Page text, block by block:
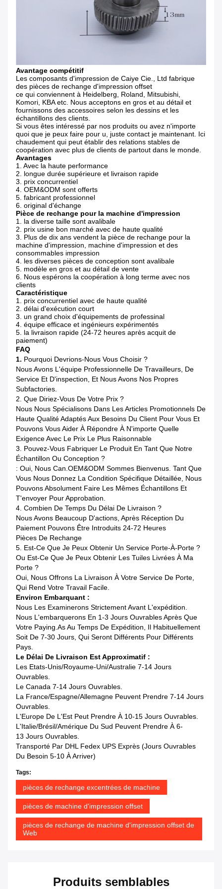
Avantage compétitif
Les composants d'impression de Caiye Cie., Ltd fabrique
des pièces de rechange d'impression offset
ce qui conviennent à Heidelberg, Roland, Mitsubishi,
Komori, KBA etc. Nous acceptons en gros et au détail et
fournissons des accessoires selon les dessins et les
échantillons des clients.
Si vous êtes intéressé par nos produits ou avez n'importe
quoi que je peux faire pour u, juste contact je maintenant. Ici
chaudement qui peut établir des relations stables de
coopération avec plus de clients de partout dans le monde.
Avantages
1. Avec la haute performance
2. longue durée supérieure et livraison rapide
3. prix concurrentiel
4. OEM&ODM sont offerts
5. fabricant professionnel
6. original d'échange
Pièce de rechange pour la machine d'impression
1. la diverse taille sont avalibale
2. prix usine bon marché avec de haute qualité
3. Plus de dix ans vendent la pièce de rechange pour la
machine d'impression, machine d'impression et des
consommables impression
4. les diverses pièces de conception sont avalibale
5. modèle en gros et au détail de vente
6. Nous espérons la coopération à long terme avec nos
clients
Caractéristique
1. prix concurrentiel avec de haute qualité
2. délai d'exécution court
3. un grand choix d'équipements de professinal
4. équipe efficace et ingénieurs expérimentés
5. la livraison rapide (24-72 heures après acquit de
paiement)
FAQ
1. Pourquoi Devrions-Nous Vous Choisir ?
Nous Avons L'équipe Professionnelle De Travailleurs, De
Service Et D'inspection, Et Nous Avons Nos Propres
Subfactories.
2. Que Diriez-Vous De Votre Prix ?
Nous Nous Spécialisons Dans Les Articles Promotionnels De
Haute Qualité Adaptés Aux Besoins Du Client Pour Vous Et
Pouvons Vous Aider À Répondre À N'importe Quelle
Exigence Avec Le Prix Le Plus Raisonnable
3. Pouvez-Vous Fabriquer Le Produit En Tant Que Notre
Échantillon Ou Conception ?
: Oui, Nous Can.OEM&ODM Sommes Bienvenus. Tant Que
Vous Nous Donnez La Condition Spécifique Détaillée, Nous
Pouvons Absolument Faire Les Mêmes Échantillons Et
T'envoyer Pour Approbation.
4. Combien De Temps Du Délai De Livraison ?
Nous Avons Beaucoup D'actions, Après Réception Du
Paiement Pouvons Être Introduits 24-72 Heures
Pièces De Rechange
5. Est-Ce Que Je Peux Obtenir Un Service Porte-À-Porte ?
Ou Est-Ce Que Je Peux Obtenir Les Tuiles Livrées À Ma
Porte ?
Oui, Nous Offrons La Livraison À Votre Service De Porte,
Qui Rend Votre Travail Facile.
Environ Embarquant :
Nous Les Examinerons Strictement Avant L'expédition.
Nous L'embarquerons En 1-3 Jours Ouvrables Après Que
Votre Paying.as Au Temps De Expédition, Il Habituellement
Soit De 7-30 Jours, Qui Seront Différents Pour Différents
Pays.
Le Délai De Livraison Est Approximatif :
Les Etats-Unis/Royaume-Uni/Australie 7-14 Jours
Ouvrables.
Le Canada 7-14 Jours Ouvrables.
La France/Espagne/Allemagne Peuvent Prendre 7-14 Jours
Ouvrables.
L'Europe De L'Est Peut Prendre À 10-15 Jours Ouvrables.
L'Italie/Brésil/Amérique Du Sud Peuvent Prendre À 6-
13 Jours Ouvrables.
Transporté Par DHL Fedex UPS Exprès (jours Ouvrables
Du Besoin 5-10 À Arriver)
Tags:
pièces de rechange excentrées de machine
pièces de machine d'impression offset
pièces de rechange de machine d'impression offset de
Web
Produits semblables